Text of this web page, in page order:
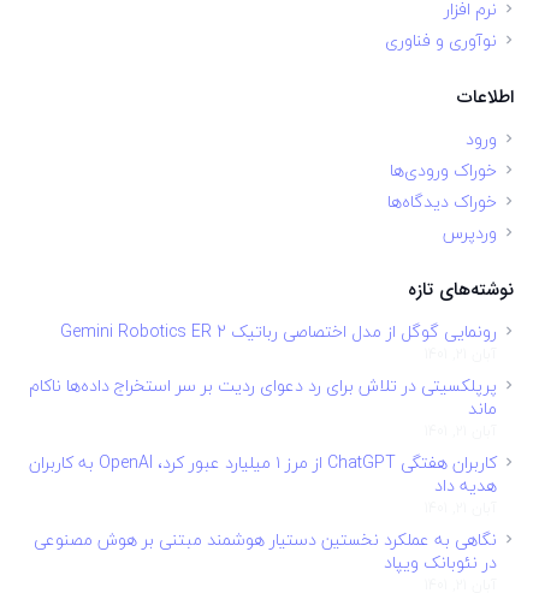
نرم افزار
نوآوری و فناوری
اطلاعات
ورود
خوراک ورودی‌ها
خوراک دیدگاه‌ها
وردپرس
نوشته‌های تازه
رونمایی گوگل از مدل اختصاصی رباتیک Gemini Robotics ER 2
پرپلکسیتی در تلاش برای رد دعوای ردیت بر سر استخراج داده‌ها ناکام
ماند
کاربران هفتگی ChatGPT از مرز ۱ میلیارد عبور کرد، OpenAI به کاربران
هدیه داد
نگاهی به عملکرد نخستین دستیار هوشمند مبتنی بر هوش مصنوعی
در نئوبانک ویپاد